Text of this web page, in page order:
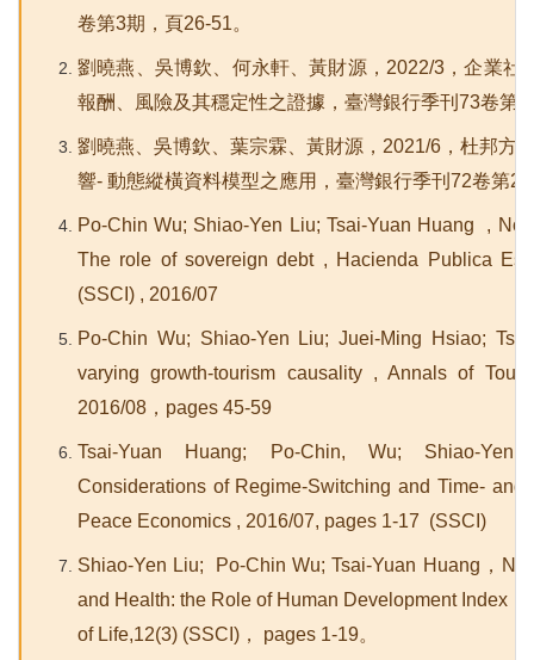
卷第3期，頁26-51。
劉曉燕、吳博欽、何永軒、黃財源，2022/3，企業社
報酬、風險及其穩定性之證據，臺灣銀行季刊73卷第
劉曉燕、吳博欽、葉宗霖、黃財源，2021/6，杜邦方
響- 動態縱橫資料模型之應用，臺灣銀行季刊72卷第2
Po-Chin Wu; Shiao-Yen Liu; Tsai-Yuan Huang ,
The role of sovereign debt , Hacienda Publica
(SSCI) , 2016/07
Po-Chin Wu; Shiao-Yen Liu; Juei-Ming Hsiao;
varying growth-tourism causality , Annals of
2016/08 ，pages 45-59
Tsai-Yuan Huang; Po-Chin, Wu; Shiao-Yen
Considerations of Regime-Switching and Time- and
Peace Economics , 2016/07, pages 1-17 (SSCI)
Shiao-Yen Liu; Po-Chin Wu; Tsai-Yuan Huang ，
and Health: the Role of Human Development Index
of Life,12(3) (SSCI)，
pages 1-19。